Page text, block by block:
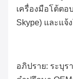
เครื่องมือโต้ตอ
Skype) และแจ้
อภิปราย: ระบุ